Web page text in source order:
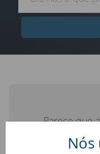
Nós
Parece que